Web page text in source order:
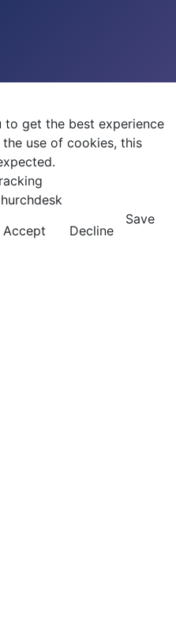
to get the best experience
use of cookies, this
Accept
Decline
Save